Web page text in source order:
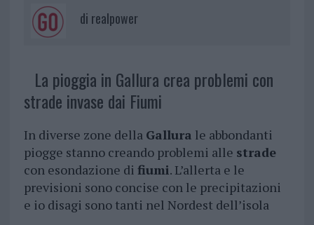
di realpower
La pioggia in Gallura crea problemi con
strade invase dai Fiumi
In diverse zone della Gallura le abbondanti
piogge stanno creando problemi alle strade
con esondazione di fiumi. L’allerta e le
previsioni sono concise con le precipitazioni
e io disagi sono tanti nel Nordest dell’isola